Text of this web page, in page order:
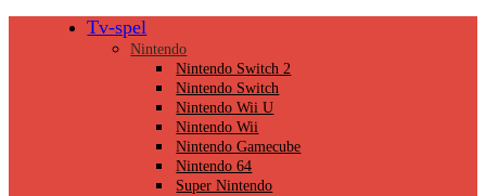
Tv-spel
Nintendo
Nintendo Switch 2
Nintendo Switch
Nintendo Wii U
Nintendo Wii
Nintendo Gamecube
Nintendo 64
Super Nintendo